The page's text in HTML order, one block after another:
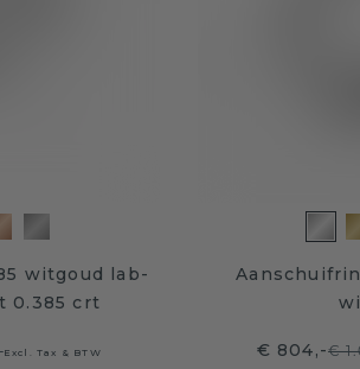
witgoud lab-
0.385 crt
Excl. Tax & BTW € 804,-€